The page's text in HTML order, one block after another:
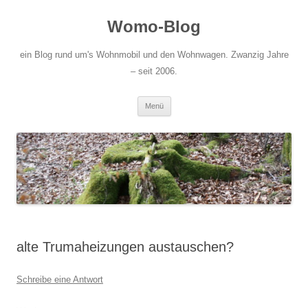
Womo-Blog
ein Blog rund um's Wohnmobil und den Wohnwagen. Zwanzig Jahre
– seit 2006.
Menü
alte Trumaheizungen austauschen?
Schreibe eine Antwort